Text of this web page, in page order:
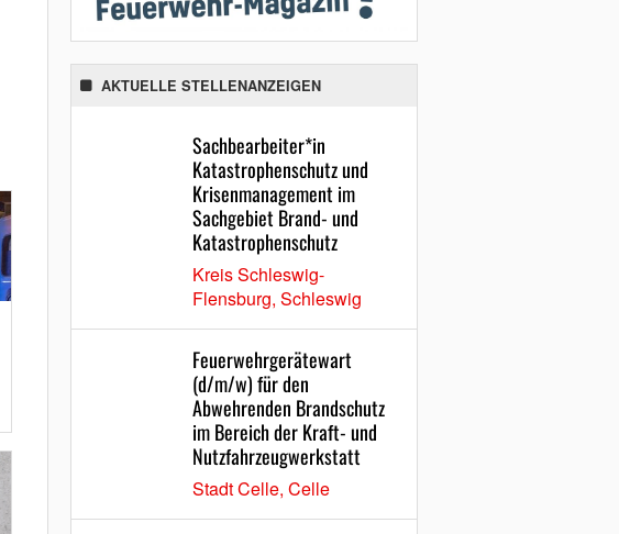
AKTUELLE STELLENANZEIGEN
Sachbearbeiter*in
Katastrophenschutz und
Krisenmanagement im
Sachgebiet Brand- und
Katastrophenschutz
Kreis Schleswig-
Flensburg, Schleswig
Feuerwehrgerätewart
(d/m/w) für den
Abwehrenden Brandschutz
im Bereich der Kraft- und
Nutzfahrzeugwerkstatt
Stadt Celle, Celle